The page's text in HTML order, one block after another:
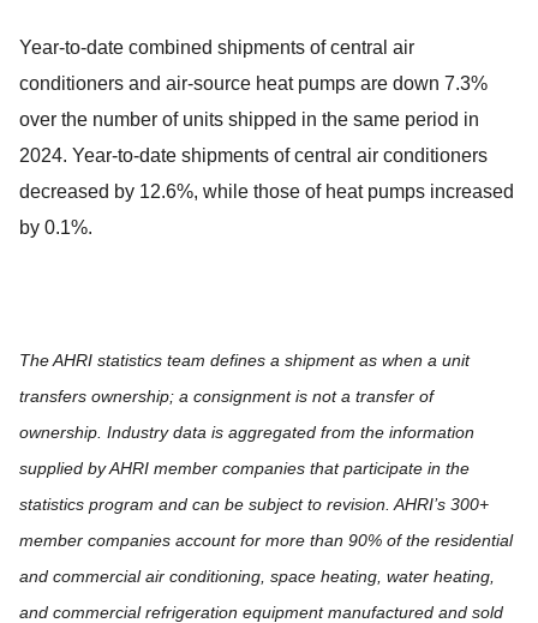
Year-to-date combined shipments of central air
conditioners and air-source heat pumps are down 7.3%
over the number of units shipped in the same period in
2024. Year-to-date shipments of central air conditioners
decreased by 12.6%, while those of heat pumps increased
by 0.1%.
The AHRI statistics team defines a shipment as when a unit
transfers ownership; a consignment is not a transfer of
ownership. Industry data is aggregated from the information
supplied by AHRI member companies that participate in the
statistics program and can be subject to revision. AHRI’s 300+
member companies account for more than 90% of the residential
and commercial air conditioning, space heating, water heating,
and commercial refrigeration equipment manufactured and sold